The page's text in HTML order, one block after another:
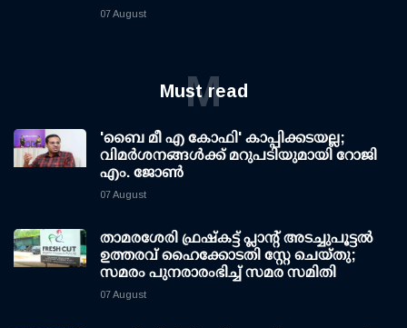
07 August
Must read
M
'ബൈ മീ എ കോഫി' കാപ്പിക്കടയല്ല;
വിമര്‍ശനങ്ങള്‍ക്ക് മറുപടിയുമായി റോജി
എം. ജോണ്‍
07 August
താമരശേരി ഫ്രഷ്കട്ട് പ്ലാന്റ് അടച്ചുപൂട്ടൽ
ഉത്തരവ് ഹൈക്കോടതി സ്റ്റേ ചെയ്തു;
സമരം പുനരാരംഭിച്ച് സമര സമിതി
07 August